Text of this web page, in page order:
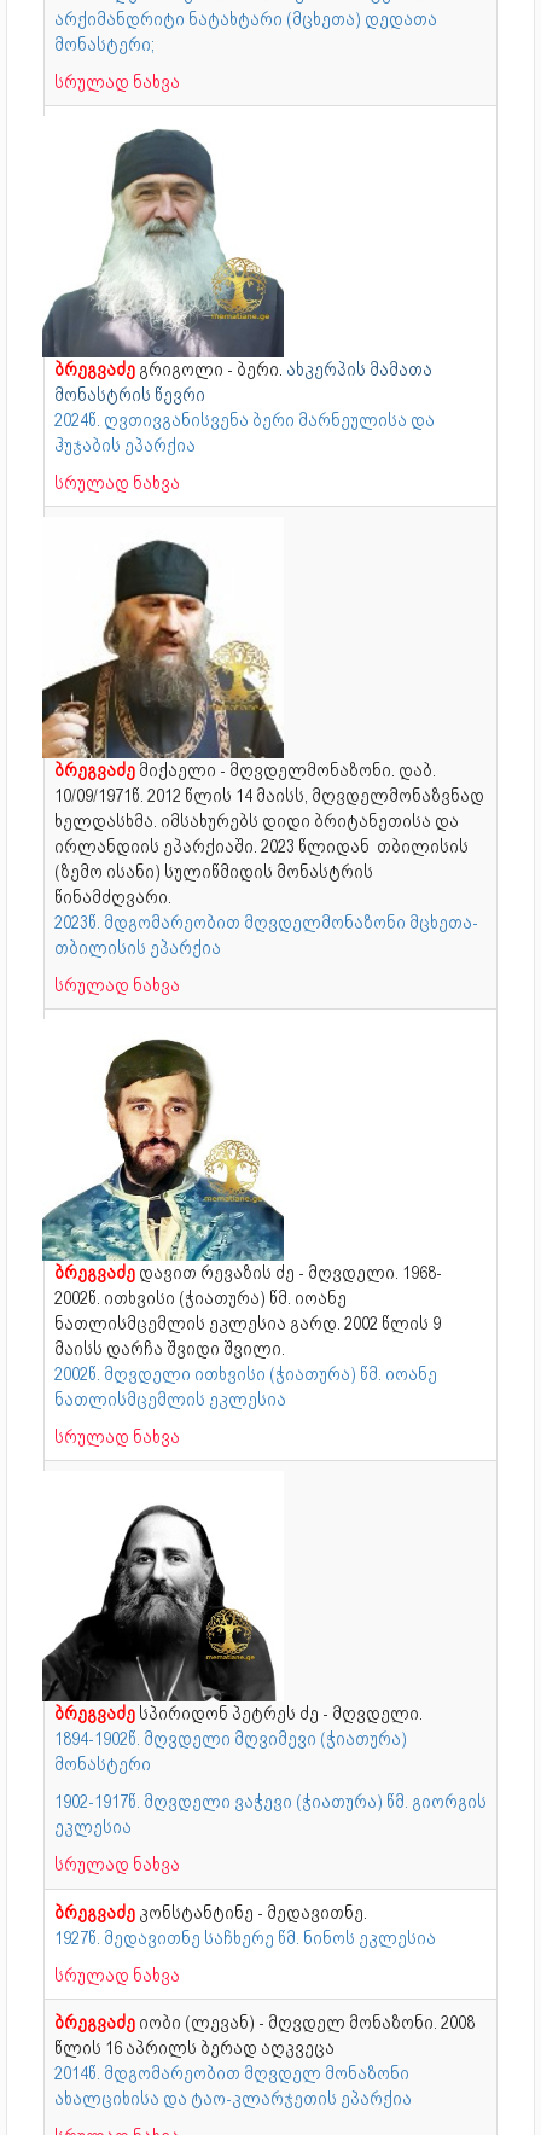
არქიმანდრიტი ნატახტარი (მცხეთა) დედათა
მონასტერი;
სრულად ნახვა
ბრეგვაძე გრიგოლი - ბერი. ახკერპის მამათა
მონასტრის წევრი
2024წ. ღვთივგანისვენა ბერი მარნეულისა და
ჰუჯაბის ეპარქია
სრულად ნახვა
ბრეგვაძე მიქაელი - მღვდელმონაზონი. დაბ.
10/09/1971წ. 2012 წლის 14 მაისს, მღვდელმონაზვნად
ხელდასხმა. იმსახურებს დიდი ბრიტანეთისა და
ირლანდიის ეპარქიაში. 2023 წლიდან თბილისის
(ზემო ისანი) სულიწმიდის მონასტრის
წინამძღვარი.
2023წ. მდგომარეობით მღვდელმონაზონი მცხეთა-
თბილისის ეპარქია
სრულად ნახვა
ბრეგვაძე დავით რევაზის ძე - მღვდელი. 1968-
2002წ. ითხვისი (ჭიათურა) წმ. იოანე
ნათლისმცემლის ეკლესია გარდ. 2002 წლის 9
მაისს დარჩა შვიდი შვილი.
2002წ. მღვდელი ითხვისი (ჭიათურა) წმ. იოანე
ნათლისმცემლის ეკლესია
სრულად ნახვა
ბრეგვაძე სპირიდონ პეტრეს ძე - მღვდელი.
1894-1902წ. მღვდელი მღვიმევი (ჭიათურა)
მონასტერი
1902-1917წ. მღვდელი ვაჭევი (ჭიათურა) წმ. გიორგის
ეკლესია
სრულად ნახვა
ბრეგვაძე კონსტანტინე - მედავითნე.
1927წ. მედავითნე საჩხერე წმ. ნინოს ეკლესია
სრულად ნახვა
ბრეგვაძე იობი (ლევან) - მღვდელ მონაზონი. 2008
წლის 16 აპრილს ბერად აღკვეცა
2014წ. მდგომარეობით მღვდელ მონაზონი
ახალციხისა და ტაო-კლარჯეთის ეპარქია